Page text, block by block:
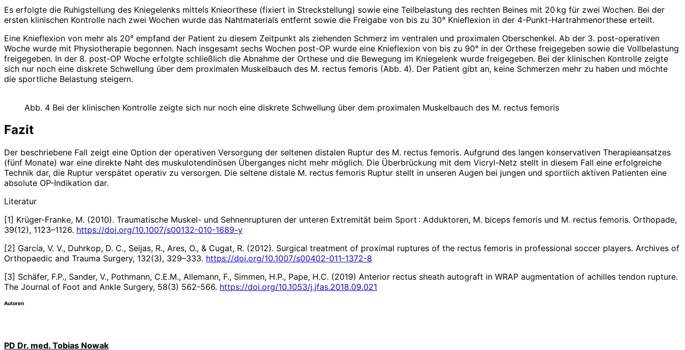
Es erfolgte die Ruhigstellung des Kniegelenks mittels Knieorthese (fixiert in Streckstellung) sowie eine Teilbelastung des rechten Beines mit 20 kg für zwei Wochen. Bei der
ersten klinischen Kontrolle nach zwei Wochen wurde das Nahtmaterials entfernt sowie die Freigabe von bis zu 30° Knieflexion in der 4-Punkt-Hartrahmenorthese erteilt.
Eine Knieflexion von mehr als 20° empfand der Patient zu diesem Zeitpunkt als ziehenden Schmerz im ventralen und proximalen Oberschenkel. Ab der 3. post-operativen
Woche wurde mit Physiotherapie begonnen. Nach insgesamt sechs Wochen post-OP wurde eine Knieflexion von bis zu 90° in der Orthese freigegeben sowie die Voll­belastung
freigegeben. In der 8. post-OP Woche erfolgte schließlich die Abnahme der Orthese und die Bewegung im Kniegelenk wurde freigegeben. Bei der klinischen Kontrolle zeigte
sich nur noch eine diskrete Schwellung über dem proximalen Muskelbauch des M. rectus femoris (Abb. 4). Der Patient gibt an, keine Schmerzen mehr zu haben und möchte
die sportliche Belastung steigern.
Abb. 4 Bei der klinischen Kontrolle zeigte sich nur noch eine diskrete Schwellung über dem proximalen Muskelbauch des M. rectus femoris
Fazit
Der beschriebene Fall zeigt eine Option der operativen Versorgung der seltenen distalen Ruptur des M. rectus femoris. Aufgrund des langen konservativen Therapieansatzes
(fünf Monate) war eine direkte Naht des muskulotendinösen Überganges nicht mehr möglich. Die Überbrückung mit dem Vicryl-Netz stellt in diesem Fall eine erfolgreiche
Technik dar, die Ruptur verspätet operativ zu versorgen. Die seltene distale M. rectus femoris Ruptur stellt in unseren Augen bei jungen und sportlich aktiven Patienten eine
absolute OP-­Indikation dar.
Literatur
[1] Krüger-Franke, M. (2010). Traumatische Muskel- und Sehnenrupturen der unteren Extremität beim Sport : Adduktoren, M. biceps femoris und M. rectus femoris. Orthopade,
39(12), 1123–1126. https://doi.org/10.1007/s00132-010-1689-y
[2] García, V. V., Duhrkop, D. C., Seijas, R., Ares, O., & Cugat, R. (2012). Surgical treatment of proximal ruptures of the rectus femoris in professional soccer players. Archives of
Orthopaedic and Trauma Surgery, 132(3), 329–333. https://doi.org/10.1007/s00402-011-1372-8
[3] Schäfer, F.P., Sander, V., Pothmann, C.E.M., Allemann, F., Simmen, H.P., Pape, H.C. (2019) Anterior rectus sheath autograft in WRAP augmentation of achilles tendon rupture.
The Journal of Foot and Ankle Surgery, 58(3) 562-566. https://doi.org/10.1053/j.jfas.2018.09.021
Autoren
PD Dr. med. Tobias Nowak